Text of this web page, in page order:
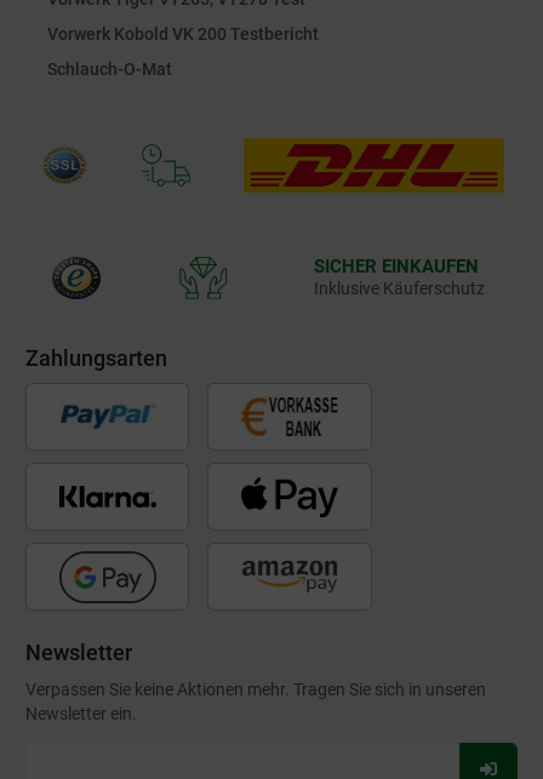
Vorwerk Kobold VK 200 Testbericht
Schlauch-O-Mat
SICHER EINKAUFEN
Inklusive Käuferschutz
Zahlungsarten
Newsletter
Verpassen Sie keine Aktionen mehr. Tragen Sie sich in unseren
Newsletter ein.
Für